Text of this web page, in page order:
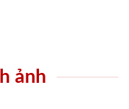
ảnh